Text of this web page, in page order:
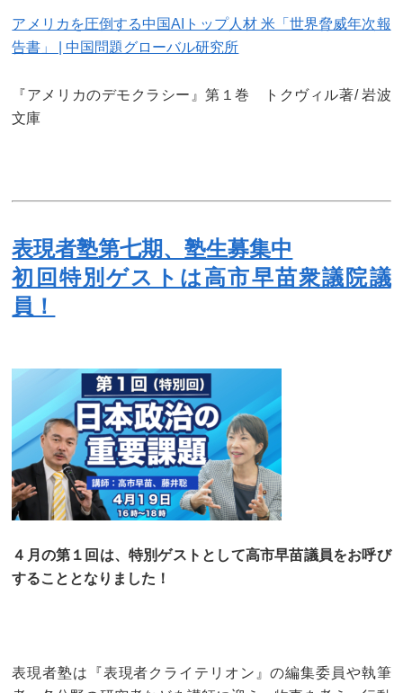
アメリカを圧倒する中国AIトップ人材 米「世界脅威年次報
告書」 | 中国問題グローバル研究所
『アメリカのデモクラシー』第１巻 トクヴィル著/ 岩波
文庫
表現者塾第七期、塾生募集中
初回特別ゲストは高市早苗衆議院議
員！
４月の第１回は、特別ゲストとして高市早苗議員をお呼び
することとなりました！
表現者塾は『表現者クライテリオン』の編集委員や執筆